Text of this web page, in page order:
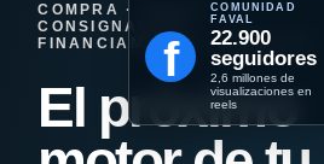
COMPRA · VENTA ·
CONSIGNACIÓN ·
FINANCIAMIENTO - REMATES
El próximo
f
COMUNIDAD
FAVAL
22.900
seguidores
2,6 millones de
visualizaciones en
reels